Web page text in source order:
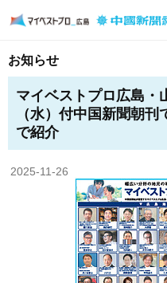
お知らせ
マイベストプロ広島
（水）付中国新聞朝
で紹介
2025-11-26